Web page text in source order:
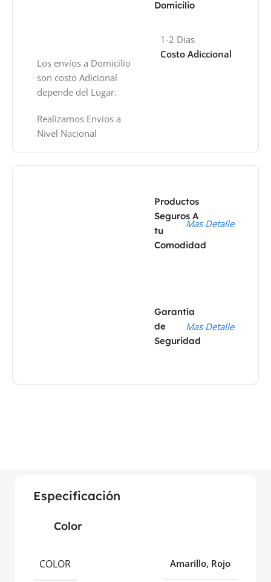
Domicilio
Los envíos a Domicilio
son costo Adicional
depende del Lugar.
Realizamos Envíos a
Nivel Nacional
1-2 Dias
Costo Adiccional
Productos
Seguros A
tu
Comodidad
Mas Detalle
Garantía
de
Seguridad
Mas Detalle
Especificación
Color
COLOR Amarillo, Rojo